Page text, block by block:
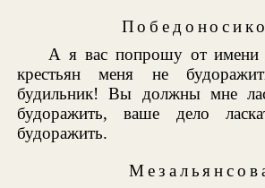
А я вас попрошу от имени
крестьян меня не
будильник! Вы должны мне
будоражить, ваше дело
будоражить.